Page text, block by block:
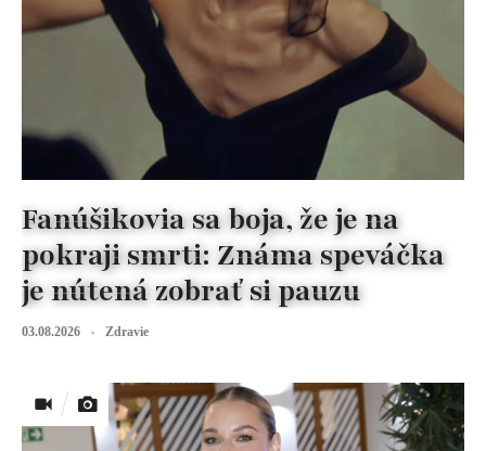
Fanúšikovia sa boja, že je na
pokraji smrti: Známa speváčka
je nútená zobrať si pauzu
03.08.2026 Zdravie